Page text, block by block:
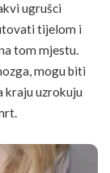
ugrušci
tijelom i
tom mjestu.
mogu biti
kraju uzrokuju